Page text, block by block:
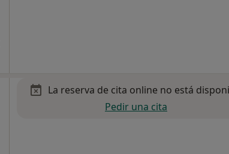
La reserva de cita online no está
Pedir una cita